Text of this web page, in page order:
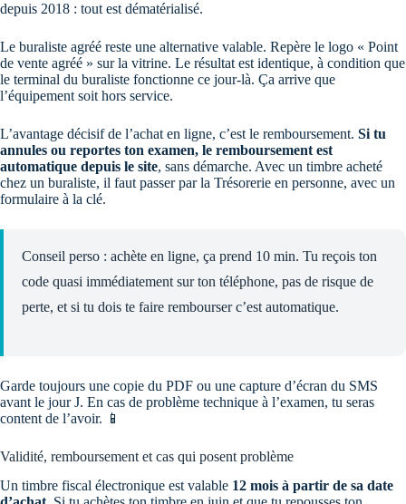
depuis 2018 : tout est dématérialisé.
Le buraliste agréé reste une alternative valable. Repère le logo « Point
de vente agréé » sur la vitrine. Le résultat est identique, à condition que
le terminal du buraliste fonctionne ce jour-là. Ça arrive que
l’équipement soit hors service.
L’avantage décisif de l’achat en ligne, c’est le remboursement. Si tu
annules ou reportes ton examen, le remboursement est
automatique depuis le site, sans démarche. Avec un timbre acheté
chez un buraliste, il faut passer par la Trésorerie en personne, avec un
formulaire à la clé.
Conseil perso : achète en ligne, ça prend 10 min. Tu reçois ton
code quasi immédiatement sur ton téléphone, pas de risque de
perte, et si tu dois te faire rembourser c’est automatique.
Garde toujours une copie du PDF ou une capture d’écran du SMS
avant le jour J. En cas de problème technique à l’examen, tu seras
content de l’avoir. 📱
Validité, remboursement et cas qui posent problème
Un timbre fiscal électronique est valable 12 mois à partir de sa date